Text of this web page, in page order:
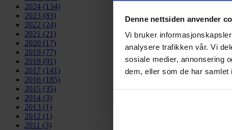
Denne nettsiden anvender
Vi bruker
analysere trafikken vår. Vi
sosiale medier, annonsering
dem, eller som de har samlet
2024 (134)
2023 (83)
2022 (24)
2021 (21)
2020 (17)
2019 (77)
2018 (91)
2017 (141)
2016 (185)
2015 (35)
2014 (3)
2013 (1)
2012 (1)
2011 (3)